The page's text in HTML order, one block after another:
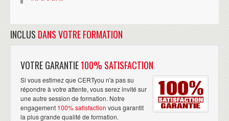
INCLUS DANS VOTRE FORMATION
VOTRE GARANTIE100% SATISFACTION
Si vous estimez que CERTyou n'a pas su
répondre à votre attente, vous serez invité sur
une autre session de formation. Notre
engagement 100% satisfaction vous garantit
la plus grande qualité de formation.